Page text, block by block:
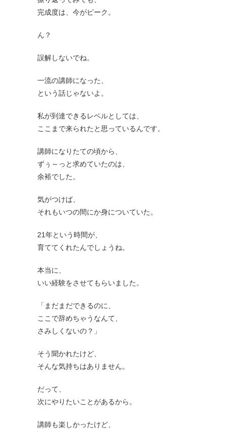
完成度は、今がピーク。
ん？
誤解しないでね。
一流の講師になった、
という話じゃないよ。
私が到達できるレベルとしては、
ここまで来られたと思っているんです。
講師になりたての頃から、
ずぅ～っと求めていたのは、
余裕でした。
気がつけば、
それもいつの間にか身についていた。
21年という時間が、
育ててくれたんでしょうね。
本当に、
いい経験をさせてもらいました。
「まだまだできるのに、
ここで辞めちゃうなんて、
さみしくないの？」
そう聞かれたけど、
そんな気持ちはありません。
だって、
次にやりたいことがあるから。
講師も楽しかったけど、